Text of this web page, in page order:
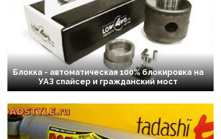
Блокка - автоматическая 100% блокировка на
УАЗ спайсер и гражданский мост